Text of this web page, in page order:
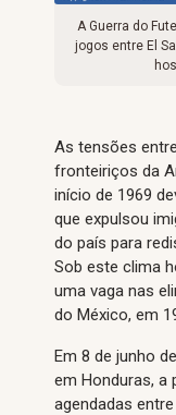
A Guerra do
jogos entre El
As tensões
fronteiriços da
início de 1969
que expulsou
do país para
Sob este clima
uma vaga nas
do México, em
Em 8 de junho
em Honduras, a
agendadas